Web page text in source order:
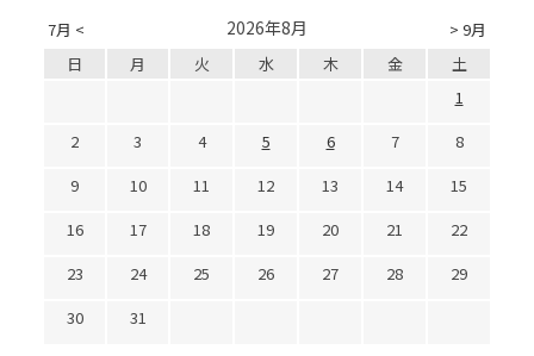
7月 < > 9月
2026年8月
日 月 火 水 木 金
土
1
2
3 4 5 6 7
8
9
10 11 12 13 14
15
16
17 18 19 20 21
22
23
24 25 26 27 28
29
30
31